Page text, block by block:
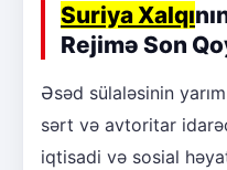
Suriya Xalqı
Rejimə Son
Əsəd sülaləsinin
sərt və avtoritar
iqtisadi və sosial